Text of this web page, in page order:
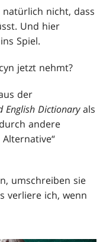
nicht, dass
Und hier
Spiel.
jetzt nehmt?
der
English Dictionaryals
andere
umschreiben sie
verliere ich, wenn